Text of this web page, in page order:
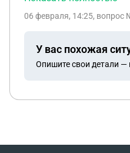
06 февраля, 14:25, вопрос
У вас похожая
Опишите свои детали —